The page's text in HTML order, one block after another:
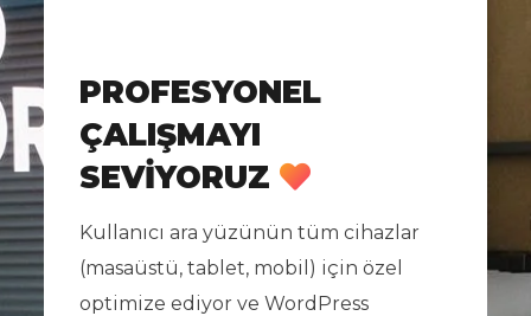
PROFESYONEL
ÇALIŞMAYI
SEVIYORUZ
Kullanıcı ara yüzünün tüm cihazlar
(masaüstü, tablet, mobil) için özel
optimize ediyor ve WordPress